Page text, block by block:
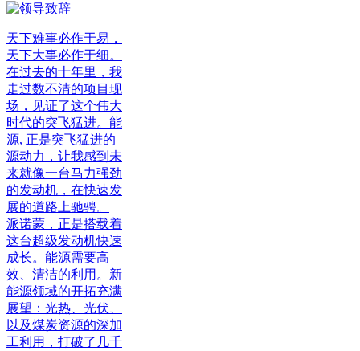
天下难事必作于易，
天下大事必作于细。
在过去的十年里，我
走过数不清的项目现
场，见证了这个伟大
时代的突飞猛进。能
源, 正是突飞猛进的
源动力，让我感到未
来就像一台马力强劲
的发动机，在快速发
展的道路上驰骋。
派诺蒙，正是搭载着
这台超级发动机快速
成长。能源需要高
效、清洁的利用。新
能源领域的开拓充满
展望：光热、光伏、
以及煤炭资源的深加
工利用，打破了几千